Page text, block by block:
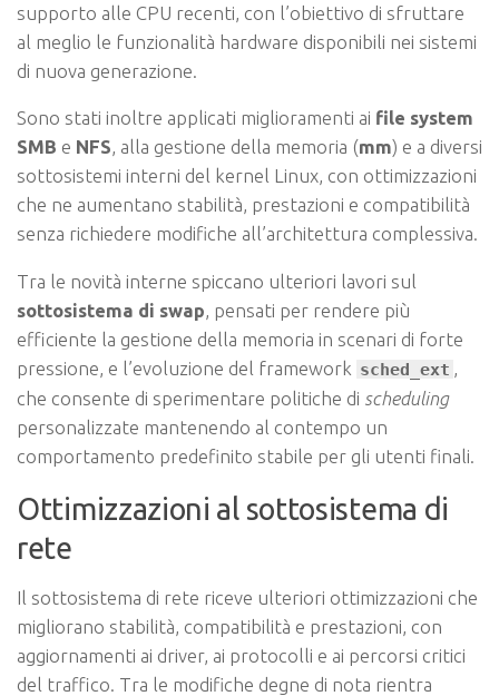
supporto alle CPU recenti, con l’obiettivo di sfruttare
al meglio le funzionalità hardware disponibili nei sistemi
di nuova generazione.
Sono stati inoltre applicati miglioramenti ai file system
SMB e NFS, alla gestione della memoria (mm) e a diversi
sottosistemi interni del kernel Linux, con ottimizzazioni
che ne aumentano stabilità, prestazioni e compatibilità
senza richiedere modifiche all’architettura complessiva.
Tra le novità interne spiccano ulteriori lavori sul
sottosistema di swap, pensati per rendere più
efficiente la gestione della memoria in scenari di forte
pressione, e l’evoluzione del framework sched_ext ,
che consente di sperimentare politiche di scheduling
personalizzate mantenendo al contempo un
comportamento predefinito stabile per gli utenti finali.
Ottimizzazioni al sottosistema di
rete
Il sottosistema di rete riceve ulteriori ottimizzazioni che
migliorano stabilità, compatibilità e prestazioni, con
aggiornamenti ai driver, ai protocolli e ai percorsi critici
del traffico. Tra le modifiche degne di nota rientra